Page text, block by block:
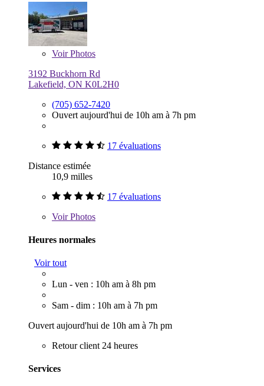
VoirPhotos
3192 Buckhorn Rd
Lakefield, ON K0L2H0
(705) 652-7420
Ouvert aujourd'hui de 10h am à 7h pm
17 évaluations
Distance estimée
10,9 milles
17 évaluations
VoirPhotos
Heures normales
Voir tout
Lun - ven : 10h am à 8h pm
Sam - dim : 10h am à 7h pm
Ouvert aujourd'hui de 10h am à 7h pm
Retour client 24 heures
Services